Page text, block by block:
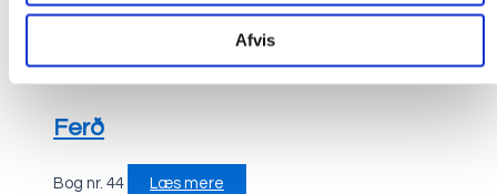
Afvis
Ferð
Bog nr. 44 Læs mere